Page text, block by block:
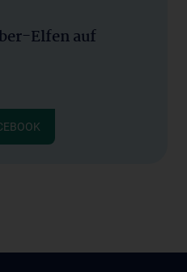
Elfen auf